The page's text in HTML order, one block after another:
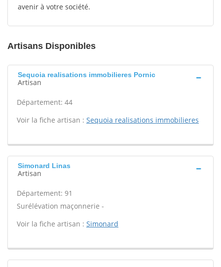
avenir à votre société.
Artisans Disponibles
Sequoia realisations immobilieres Pornic
Artisan
Département: 44
Voir la fiche artisan : Sequoia realisations immobilieres
Simonard Linas
Artisan
Département: 91
Surélévation maçonnerie -
Voir la fiche artisan : Simonard